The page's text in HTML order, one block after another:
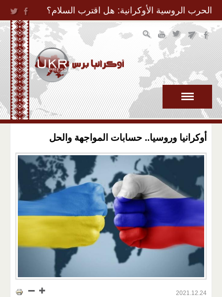
Jump to Navigation
الحرب الروسية الأوكرانية: هل اقترب السلام؟
أوكرانيا وروسيا.. حسابات المواجهة والحل
2021.12.24